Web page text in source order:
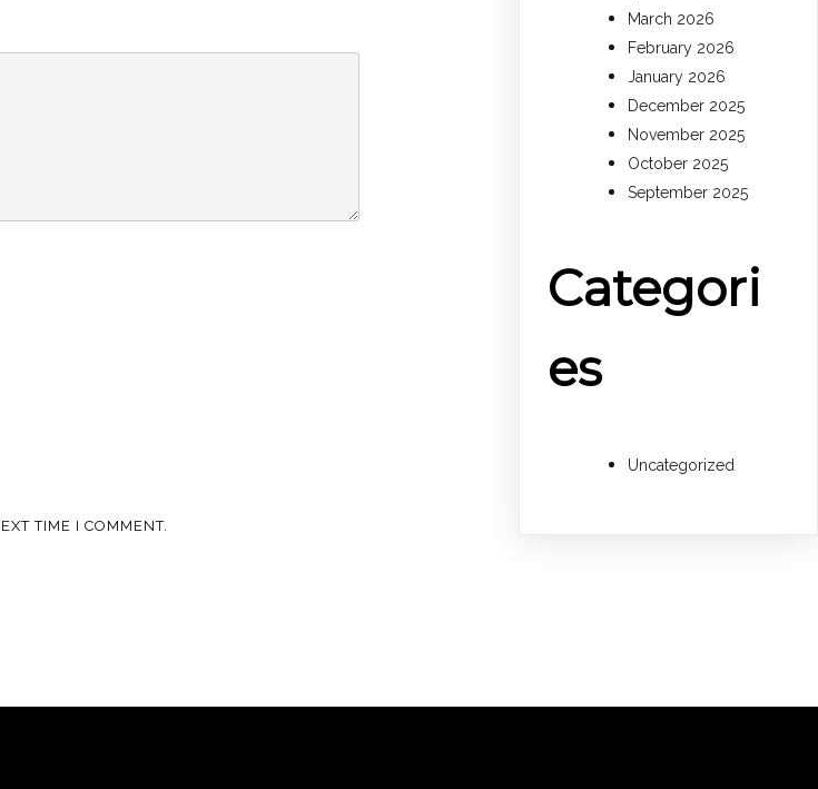
TIME I COMMENT.
March 2026
February 2026
January 2026
December 2025
November 2025
October 2025
September 2025
Categori
es
Uncategorized